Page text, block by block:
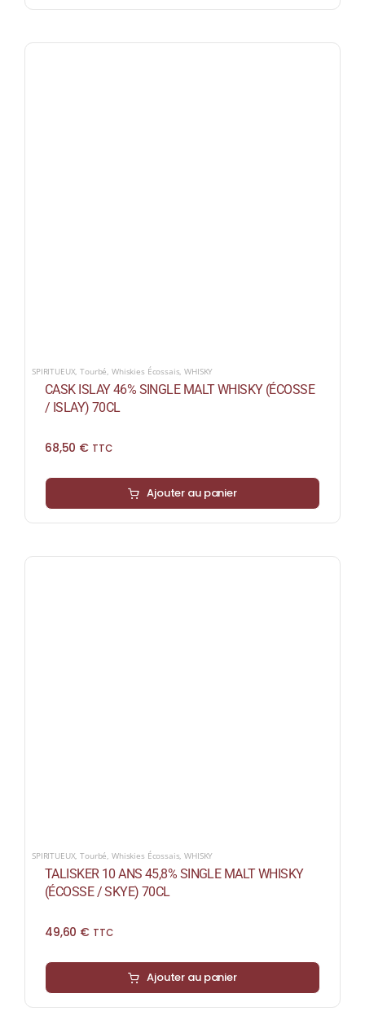
SPIRITUEUX,Tourbé, Whiskies Écossais,WHISKY
CASK ISLAY 46% SINGLE MALT WHISKY (ÉCOSSE
/ ISLAY) 70CL
68,50 € TTC
Ajouter au panier
SPIRITUEUX,Tourbé, Whiskies Écossais,WHISKY
TALISKER 10 ANS 45,8% SINGLE MALT WHISKY
(ÉCOSSE / SKYE) 70CL
49,60 € TTC
Ajouter au panier